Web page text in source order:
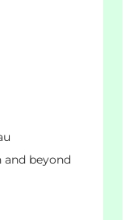
and beyond